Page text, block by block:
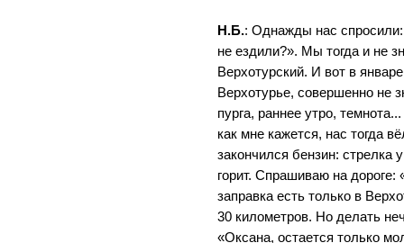
Н.Б.: Однажды нас
не ездили?». Мы тогда и не
Верхотурский. И вот в
Верхотурье, совершенно не
пурга, раннее утро,
как мне кажется, нас тогда
закончился бензин: стрелка
горит. Спрашиваю на дороге:
заправка есть только в
30 километров. Но делать
«Оксана, остается только